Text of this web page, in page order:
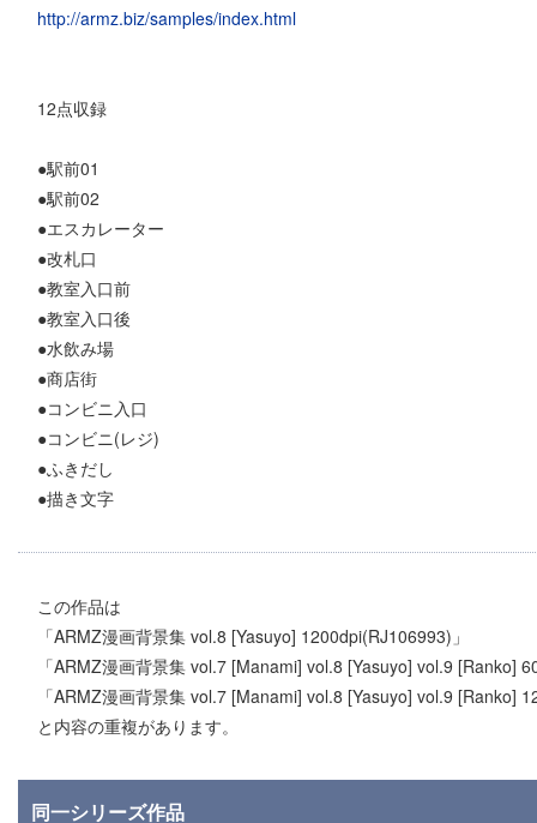
http://armz.biz/samples/index.html
12点収録
●駅前01
●駅前02
●エスカレーター
●改札口
●教室入口前
●教室入口後
●水飲み場
●商店街
●コンビニ入口
●コンビニ(レジ)
●ふきだし
●描き文字
この作品は
「ARMZ漫画背景集 vol.8 [Yasuyo] 1200dpi(RJ106993)」
「ARMZ漫画背景集 vol.7 [Manami] vol.8 [Yasuyo] vol.9 [Ranko]
「ARMZ漫画背景集 vol.7 [Manami] vol.8 [Yasuyo] vol.9 [Ranko]
と内容の重複があります。
同一シリーズ作品